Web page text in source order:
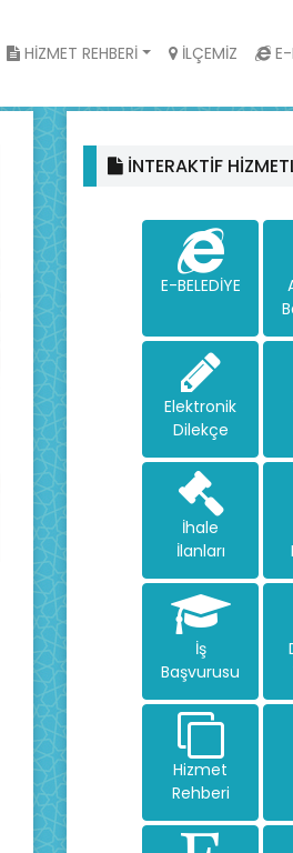
HİZMET REHBERİ İLÇEMİZ E-
İNTERAKTİF
E-BELEDİYE
Elektronik
Dilekçe
İhale
İlanları
İş
Başvurusu
Hizmet
Rehberi